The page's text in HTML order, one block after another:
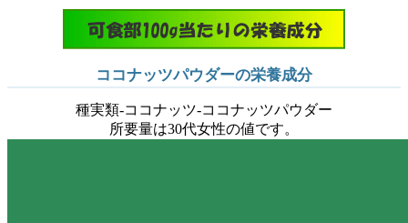
ココナッツパウダーの栄養成分
種実類-ココナッツ-ココナッツパウダー
所要量は30代女性の値です。